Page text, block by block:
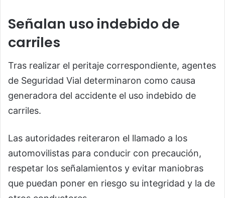
Señalan uso indebido de
carriles
Tras realizar el peritaje correspondiente, agentes
de Seguridad Vial determinaron como causa
generadora del accidente el uso indebido de
carriles.
Las autoridades reiteraron el llamado a los
automovilistas para conducir con precaución,
respetar los señalamientos y evitar maniobras
que puedan poner en riesgo su integridad y la de